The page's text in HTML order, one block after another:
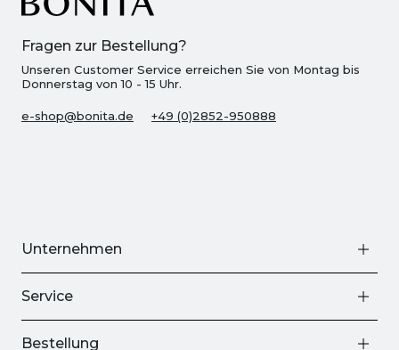
Fragen zur Bestellung?
Unseren Customer Service erreichen Sie von Montag bis
Donnerstag von 10 - 15 Uhr.
e-shop@bonita.de +49 (0)2852-950888
Unternehmen
Service
Bestellung